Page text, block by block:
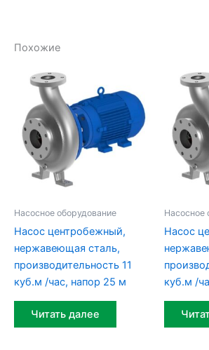
Похожие
Насосное оборудование
Насос центробежный,
нержавеющая сталь,
производительность 11
куб.м /час, напор 25 м
Читать далее
Насосное
Насос
куб.м /